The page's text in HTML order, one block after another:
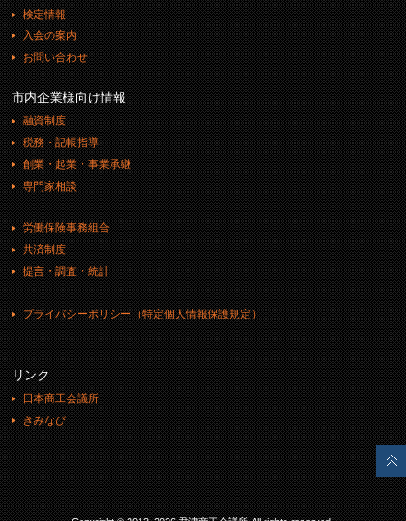
検定情報
入会の案内
お問い合わせ
市内企業様向け情報
融資制度
税務・記帳指導
創業・起業・事業承継
専門家相談
労働保険事務組合
共済制度
提言・調査・統計
プライバシーポリシー（特定個人情報保護規定）
リンク
日本商工会議所
きみなび